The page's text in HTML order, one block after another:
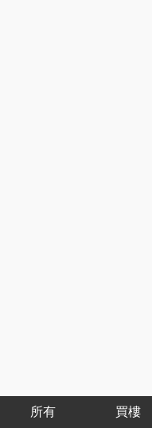
所有 買樓